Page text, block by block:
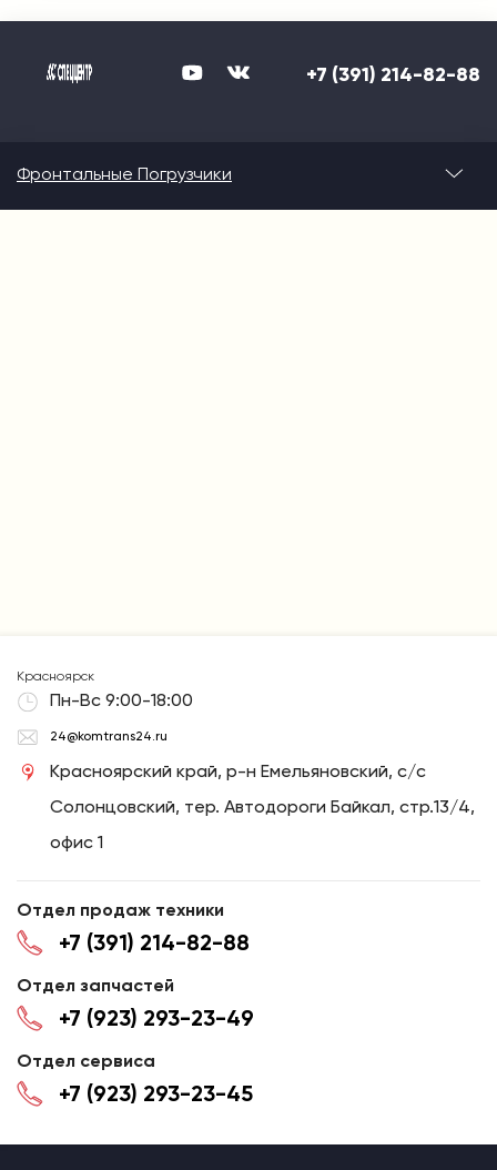
+7 (391) 214-82-88
Фронтальные Погрузчики
Красноярск
Пн-Вс 9:00-18:00
24@komtrans24.ru
Красноярский край, р-н Емельяновский, с/с
Солонцовский, тер. Автодороги Байкал, стр.13/4,
офис 1
Отдел продаж техники
+7 (391) 214-82-88
Отдел запчастей
+7 (923) 293-23-49
Отдел сервиса
+7 (923) 293-23-45